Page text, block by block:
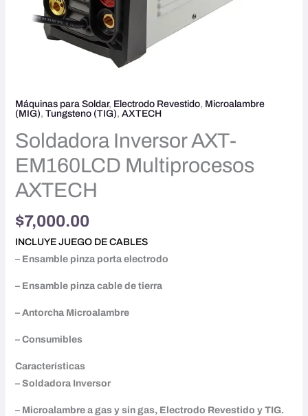
Máquinas para Soldar, Electrodo Revestido, Microalambre
(MIG), Tungsteno (TIG), AXTECH
Soldadora Inversor AXT-
EM160LCD Multiprocesos
AXTECH
$7,000.00
INCLUYE JUEGO DE CABLES
– Ensamble pinza porta electrodo
– Ensamble pinza cable de tierra
– Antorcha Microalambre
– Consumibles
Características
– Soldadora Inversor
– Microalambre a gas y sin gas, Electrodo Revestido y TIG.